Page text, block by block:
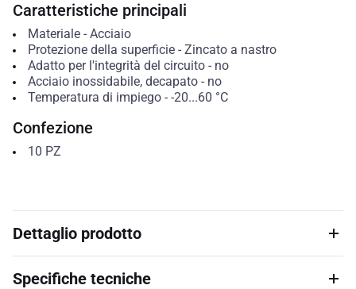
Caratteristiche principali
Materiale- Acciaio
Protezione della superficie- Zincato a nastro
Adatto per l'integrità del circuito- no
Acciaio inossidabile, decapato- no
Temperatura di impiego- -20...60 °C
Confezione
10 PZ
Dettaglio prodotto
Specifiche tecniche